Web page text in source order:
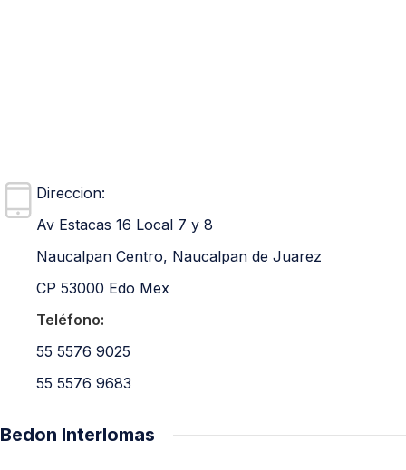
Direccion:
Av Estacas 16 Local 7 y 8
Naucalpan Centro, Naucalpan de Juarez
CP 53000 Edo Mex
Teléfono:
55 5576 9025
55 5576 9683
Bedon Interlomas